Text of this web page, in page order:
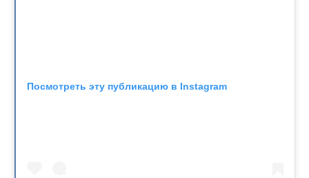
Посмотреть эту публикацию в Instagram